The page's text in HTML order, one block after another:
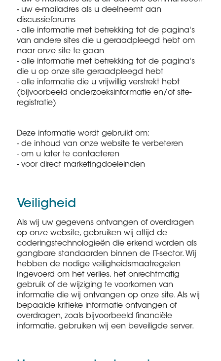
- uw e-mailadres als u deelneemt aan
discussieforums
- alle informatie met betrekking tot de pagina's
van andere sites die u geraadpleegd hebt om
naar onze site te gaan
- alle informatie met betrekking tot de pagina's
die u op onze site geraadpleegd hebt
- alle informatie die u vrijwillig verstrekt hebt
(bijvoorbeeld onderzoeksinformatie en/of site-
registratie)
Deze informatie wordt gebruikt om:
- de inhoud van onze website te verbeteren
- om u later te contacteren
- voor direct marketingdoeleinden
Veiligheid
Als wij uw gegevens ontvangen of overdragen
op onze website, gebruiken wij altijd de
coderingstechnologieën die erkend worden als
gangbare standaarden binnen de IT-sector. Wij
hebben de nodige veiligheidsmaatregelen
ingevoerd om het verlies, het onrechtmatig
gebruik of de wijziging te voorkomen van
informatie die wij ontvangen op onze site. Als wij
bepaalde kritieke informatie ontvangen of
overdragen, zoals bijvoorbeeld financiële
informatie, gebruiken wij een beveiligde server.